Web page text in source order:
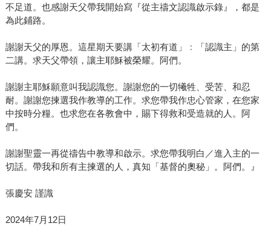
不足道。也感謝天父帶我開始寫『從主禱文認識啟示錄』，都是
為此鋪路。
謝謝天父的厚恩。這星期天要講「太初有道」﹕「認識主」的第
二講。求天父帶領，讓主耶穌被榮耀。阿們。
謝謝主耶穌願意叫我認識您。謝謝您的一切犧牲、受苦、和忍
耐。謝謝您揀選我作教導的工作。求您帶我作忠心管家，在您家
中按時分糧。也求您在各教會中，賜下得救和受造就的人。阿
們。
謝謝聖靈一再從禱告中教導和啟示。求您帶我明白／進入主的一
切話。帶我和所有主揀選的人，真知「基督的奧秘」。阿們。』
張慶安 謹識
2024年7月12日